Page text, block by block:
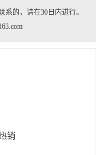
的，请在30日内进行。
销